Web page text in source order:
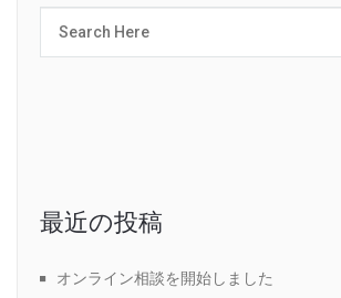
最近の投稿
オンライン相談を開始しました